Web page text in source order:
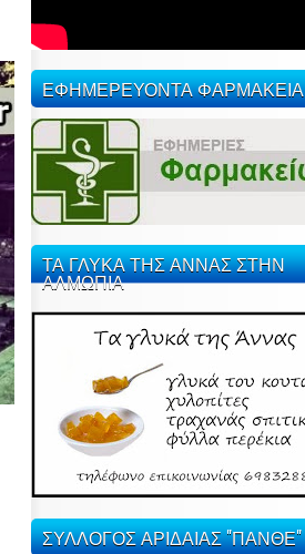
ΕΦΗΜΕΡΕΥΟΝΤΑ ΦΑΡΜΑΚΕΙΑ
ΤΑ ΓΛΥΚΑ ΤΗΣ ΑΝΝΑΣ ΣΤΗΝ
ΑΛΜΩΠΙΑ
ΣΥΛΛΟΓΟΣ ΑΡΙΔΑΙΑΣ "ΠΑΝΘΕ"